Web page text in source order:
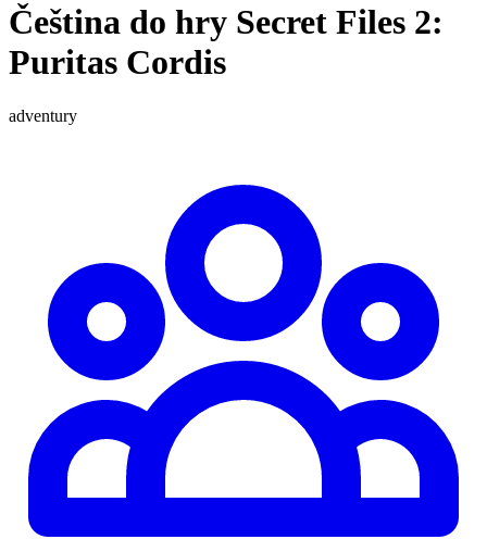
Čeština do hry Secret Files 2:
Puritas Cordis
adventury